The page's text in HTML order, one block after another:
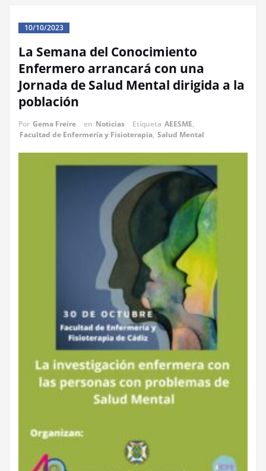
10/10/2023
La Semana del Conocimiento
Enfermero arrancará con una
Jornada de Salud Mental dirigida a la
población
Por Gema Freire en Noticias Etiqueta AEESME,
Facultad de Enfermería y Fisioterapia, Salud Mental